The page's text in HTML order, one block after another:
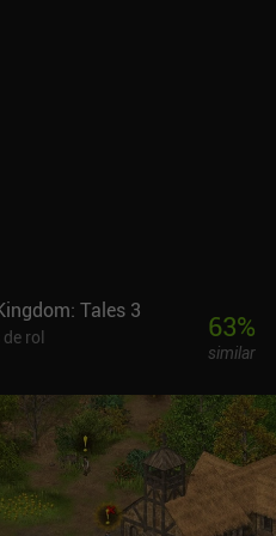
Tales 3
rol
63%
similar